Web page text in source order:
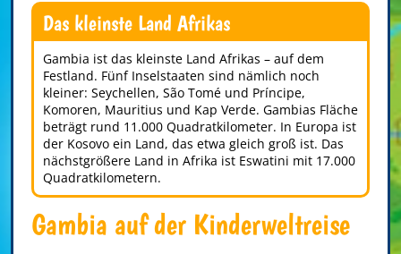
Das kleinste Land Afrikas
Gambia ist das kleinste Land Afrikas – auf dem
Festland. Fünf Inselstaaten sind nämlich noch
kleiner: Seychellen, São Tomé und Príncipe,
Komoren, Mauritius und Kap Verde. Gambias Fläche
beträgt rund 11.000 Quadratkilometer. In Europa ist
der Kosovo ein Land, das etwa gleich groß ist. Das
nächstgrößere Land in Afrika ist Eswatini mit 17.000
Quadratkilometern.
Gambia auf der Kinderweltreise